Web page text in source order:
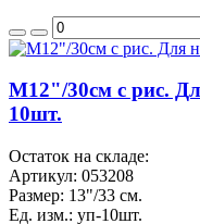
M12"/30см с рис.
10шт.
Остаток на складе:
Артикул: 053208
Размер: 13"/33 см.
Ед. изм.: уп-10шт.